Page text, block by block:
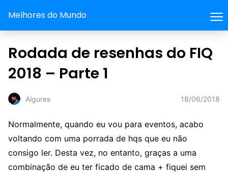
Melhores do Mundo
Rodada de resenhas do FIQ
2018 – Parte 1
Algures 18/06/2018
Normalmente, quando eu vou para eventos, acabo
voltando com uma porrada de hqs que eu não
consigo ler. Desta vez, no entanto, graças a uma
combinação de eu ter ficado de cama + fiquei sem